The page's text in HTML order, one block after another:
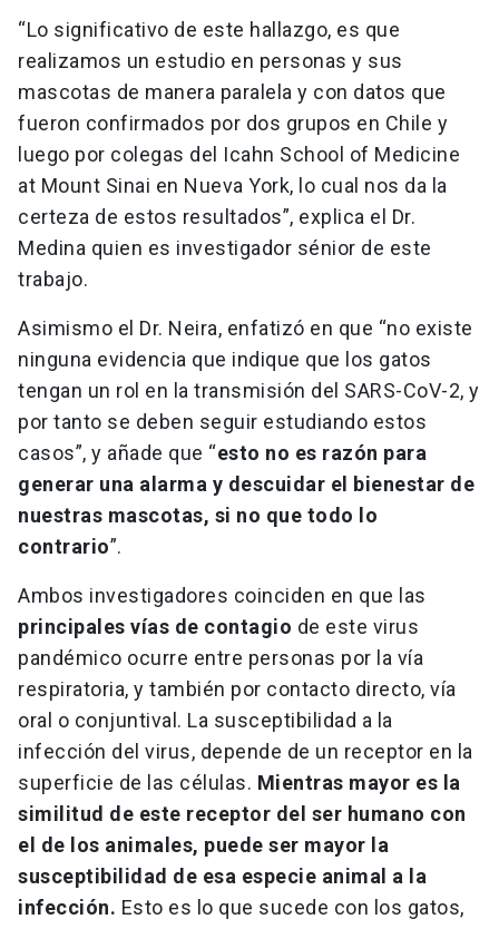
“Lo significativo de este hallazgo, es que
realizamos un estudio en personas y sus
mascotas de manera paralela y con datos que
fueron confirmados por dos grupos en Chile y
luego por colegas del Icahn School of Medicine
at Mount Sinai en Nueva York, lo cual nos da la
certeza de estos resultados”, explica el Dr.
Medina quien es investigador sénior de este
trabajo.
Asimismo el Dr. Neira, enfatizó en que “no existe
ninguna evidencia que indique que los gatos
tengan un rol en la transmisión del SARS-CoV-2, y
por tanto se deben seguir estudiando estos
casos”, y añade que “esto no es razón para
generar una alarma y descuidar el bienestar de
nuestras mascotas, si no que todo lo
contrario”.
Ambos investigadores coinciden en que las
principales vías de contagio de este virus
pandémico ocurre entre personas por la vía
respiratoria, y también por contacto directo, vía
oral o conjuntival. La susceptibilidad a la
infección del virus, depende de un receptor en la
superficie de las células. Mientras mayor es la
similitud de este receptor del ser humano con
el de los animales, puede ser mayor la
susceptibilidad de esa especie animal a la
infección. Esto es lo que sucede con los gatos,